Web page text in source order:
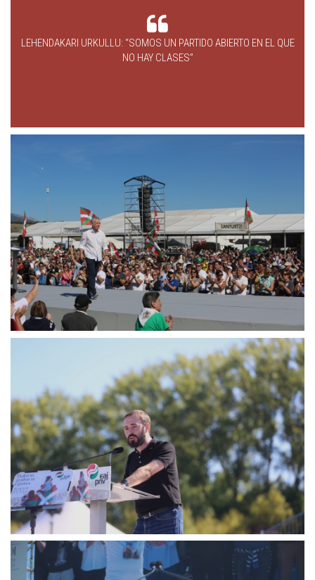
LEHENDAKARI URKULLU: “SOMOS UN PARTIDO ABIERTO EN EL QUE
NO HAY CLASES”